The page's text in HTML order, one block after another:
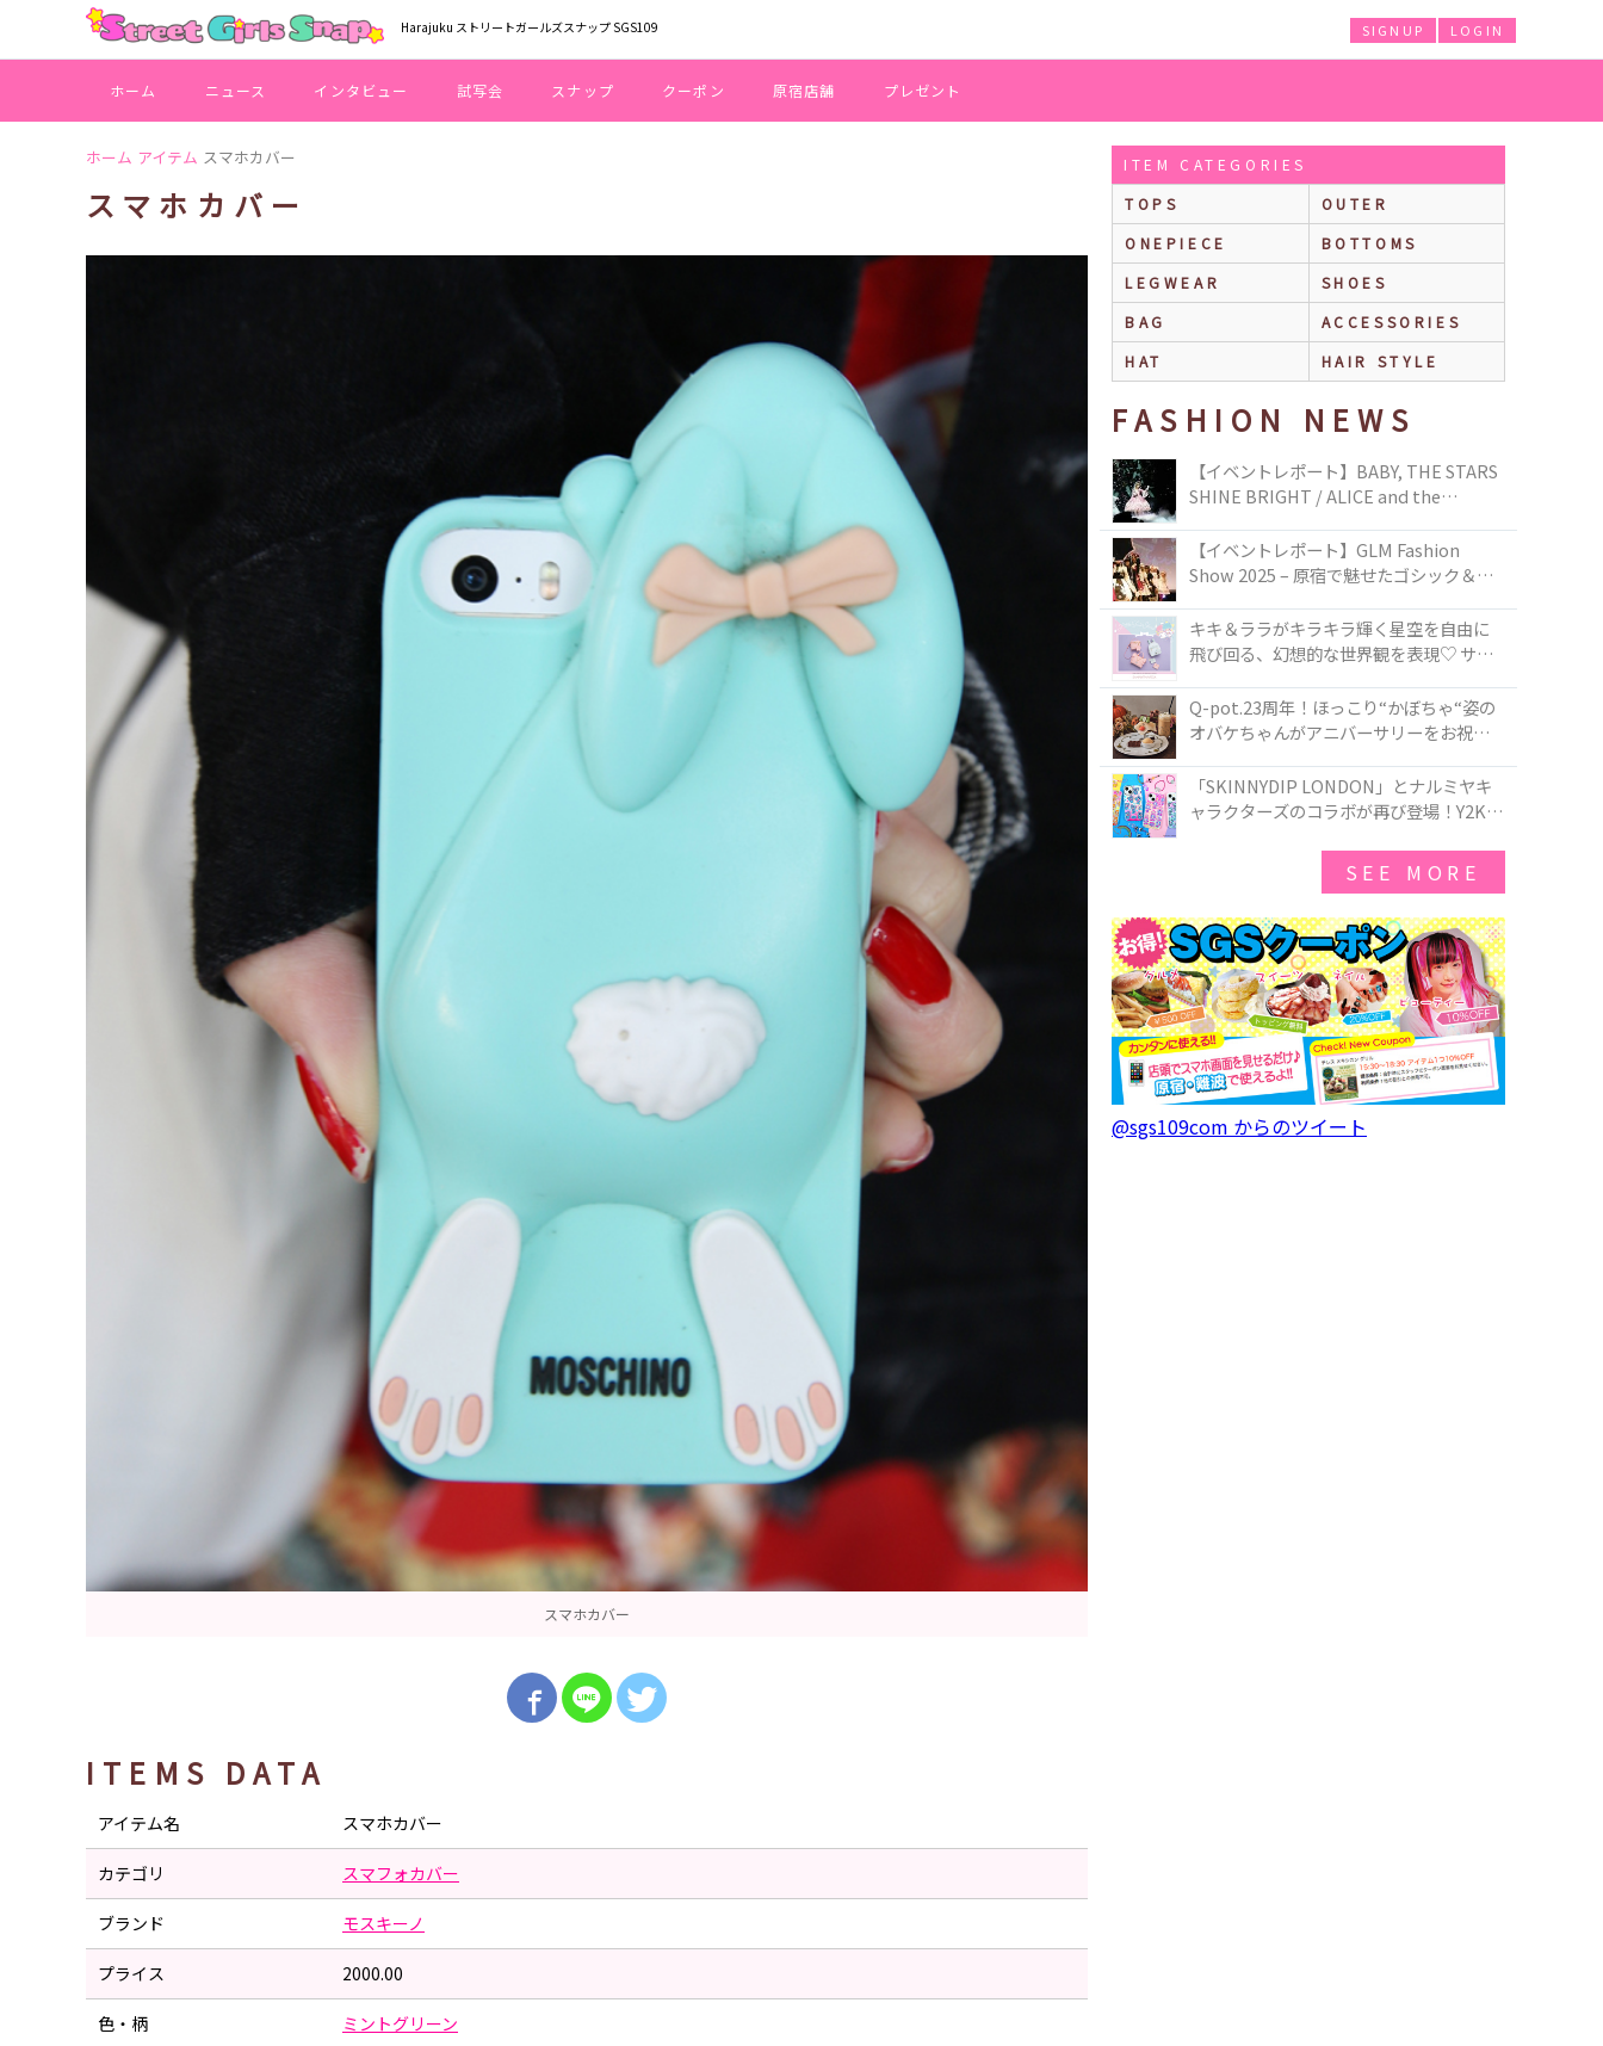
Harajuku ストリートガールズスナップ SGS109 LOGIN
SIGNUP
ホーム ニュース インタビュー 試写会 スナップ クーポン 原宿店舗 プレゼント
ホーム アイテム スマホカバー
スマホカバー
スマホカバー
ITEMS DATA
アイテム名 スマホカバー
カテゴリ スマフォカバー
ブランド モスキーノ
プライス 2000.00
色・柄 ミントグリーン
ITEM CATEGORIES
TOPS
OUTER
ONEPIECE
BOTTOMS
LEGWEAR
SHOES
BAG
ACCESSORIES
HAT
HAIR STYLE
FASHION NEWS
【イベントレポート】BABY, THE STARS
SHINE BRIGHT / ALICE and the
TOKYO
【イベントレポート】GLM Fashion
Show 2025 – 原宿で魅せたゴシック＆ロ
キキ＆ララがキラキラ輝く星空を自由に
飛び回る、幻想的な世界観を表現♡ サマ
50周年アニバーサリーイヤー』を記念し
たコレクションが登場
Q-pot.23周年！ほっこり“かぼちゃ“姿の
オバケちゃんがアニバーサリーをお祝い
ー」が新発売！Q-pot CAFE.では「かぼち
ゃのオバケーキプレート」も登場
「SKINNYDIP LONDON」とナルミヤキ
ャラクターズのコラボが再び登場！Y2Kム
SEE MORE
@sgs109com からのツイート